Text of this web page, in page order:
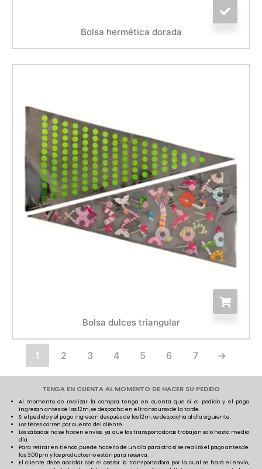
Bolsa hermética dorada
Bolsa dulces triangular
1 2 3 4 5 6 7 →
TENGA EN CUENTA AL MOMENTO DE HACER SU PEDIDO
Al momento de realizar la compra tenga en cuenta que si el pedido y el pago
ingresan antes de las 12m, se despacha en el transcurso de la tarde.
Si el pedido y el pago ingresan después de las 12m, se despacha al día siguiente.
Los fletes corren por cuenta del cliente.
Los sábados no se hacen envíos, ya que las transportadoras trabajan solo hasta medio
día.
Para retirar en tienda puede hacerlo de un día para otro sí se realizó el pago antes de
las 3:00pm y los productos no están para reserva.
El cliente debe acordar con el asesor la transportadora por la cual se hará el envío,